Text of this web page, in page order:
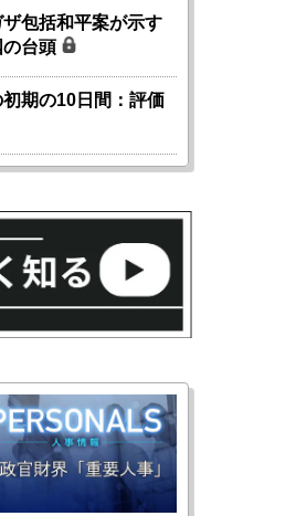
包括和平案が示す
台頭
期の10日間：評価